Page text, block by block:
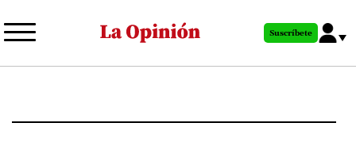
al
principal
Suscríbete